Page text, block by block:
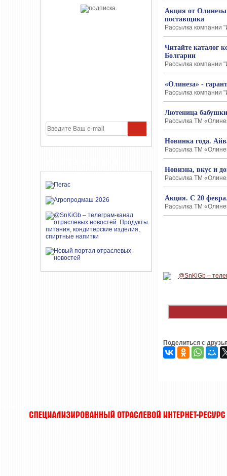
Акция от Олинезы
поставщика
Рассылка компании
Читайте каталог
Болгарии
Рассылка компании
«Олинеза» -
Рассылка компании
Лютеница
Рассылка ТМ
Новинка года.
Рассылка ТМ
Новизна, вкус и
Рассылка ТМ
Акция. С 20
Рассылка ТМ
Поделиться с